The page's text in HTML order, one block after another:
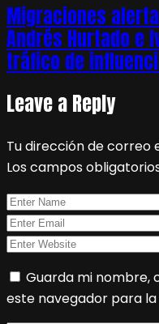
Migraciones
Andrés Hurtado e
tráfico de
Leave a Reply
Tu dirección de correo
Los campos
Guarda mi nombre,
este navegador para